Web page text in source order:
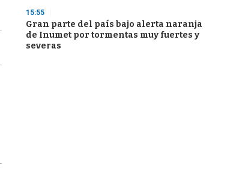
15:55
Gran parte del país bajo alerta naranja
de Inumet por tormentas muy fuertes y
severas